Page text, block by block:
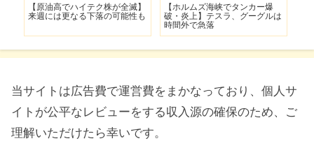
【原油高でハイテク株が全滅】
来週には更なる下落の可能性も
【ホルムズ海峡でタンカー爆
破・炎上】テスラ、グーグルは
時間外で急落
当サイトは広告費で運営費をまかなっており、個人サ
イトが公平なレビューをする収入源の確保のため、ご
理解いただけたら幸いです。